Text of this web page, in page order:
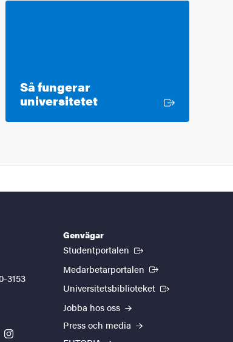
Så fungerar
universitetetExtern länk
3153
instagram
Genvägar
Studentportalen (Extern länk)
Medarbetarportalen (Extern länk)
Universitetsbiblioteket (Extern länk)
Jobba hos oss
Press och media